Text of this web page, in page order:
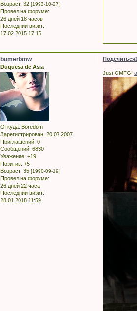
Возраст: 32 [1993-10-27]
Провел на форуме:
26 дней 18 часов
Последний визит:
17.02.2015 17:15
Поделиться
bumerbmw
Duquesa de Asia
Откуда: Boredom
Зарегистрирован: 20.07.2007
Приглашений: 0
Сообщений: 6830
Уважение: +19
Позитив: +5
Возраст: 35 [1990-09-19]
Провел на форуме:
26 дней 22 часа
Последний визит:
28.01.2018 11:59
Just OMFG!